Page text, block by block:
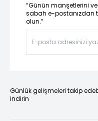
“Günün manşetlerini
sabah e-postanızdan
olun.”
Günlük gelişmeleri takip
indirin